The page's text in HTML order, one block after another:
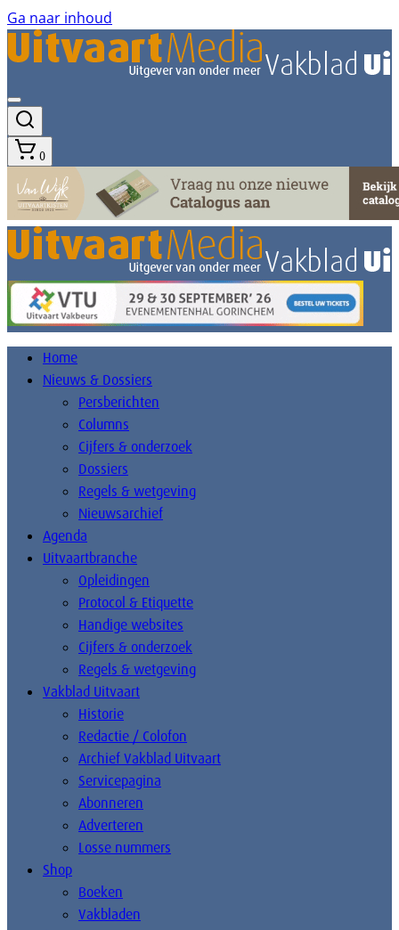
Ga naar inhoud
0
Home
Nieuws & Dossiers
Persberichten
Columns
Cijfers & onderzoek
Dossiers
Regels & wetgeving
Nieuwsarchief
Agenda
Uitvaartbranche
Opleidingen
Protocol & Etiquette
Handige websites
Cijfers & onderzoek
Regels & wetgeving
Vakblad Uitvaart
Historie
Redactie / Colofon
Archief Vakblad Uitvaart
Servicepagina
Abonneren
Adverteren
Losse nummers
Shop
Boeken
Vakbladen